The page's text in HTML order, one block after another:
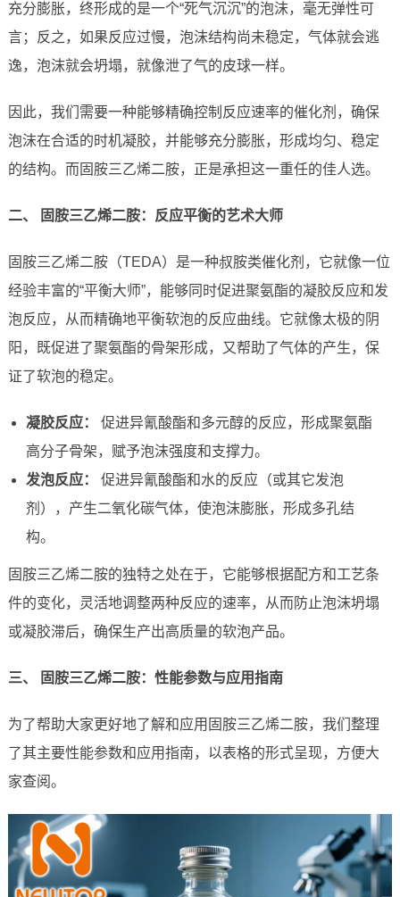
充分膨胀，终形成的是一个“死气沉沉”的泡沫，毫无弹性可
言；反之，如果反应过慢，泡沫结构尚未稳定，气体就会逃
逸，泡沫就会坍塌，就像泄了气的皮球一样。
因此，我们需要一种能够精确控制反应速率的催化剂，确保
泡沫在合适的时机凝胶，并能够充分膨胀，形成均匀、稳定
的结构。而固胺三乙烯二胺，正是承担这一重任的佳人选。
二、 固胺三乙烯二胺：反应平衡的艺术大师
固胺三乙烯二胺（TEDA）是一种叔胺类催化剂，它就像一位
经验丰富的“平衡大师”，能够同时促进聚氨酯的凝胶反应和发
泡反应，从而精确地平衡软泡的反应曲线。它就像太极的阴
阳，既促进了聚氨酯的骨架形成，又帮助了气体的产生，保
证了软泡的稳定。
凝胶反应：
促进异氰酸酯和多元醇的反应，形成聚氨酯
高分子骨架，赋予泡沫强度和支撑力。
发泡反应：
促进异氰酸酯和水的反应（或其它发泡
剂），产生二氧化碳气体，使泡沫膨胀，形成多孔结
构。
固胺三乙烯二胺的独特之处在于，它能够根据配方和工艺条
件的变化，灵活地调整两种反应的速率，从而防止泡沫坍塌
或凝胶滞后，确保生产出高质量的软泡产品。
三、 固胺三乙烯二胺：性能参数与应用指南
为了帮助大家更好地了解和应用固胺三乙烯二胺，我们整理
了其主要性能参数和应用指南，以表格的形式呈现，方便大
家查阅。